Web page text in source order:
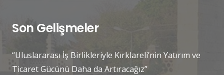
Son Gelişmeler
“Uluslararası İş Birlikleriyle Kırklareli’nin Yatırım ve
Ticaret Gücünü Daha da Artıracağız”